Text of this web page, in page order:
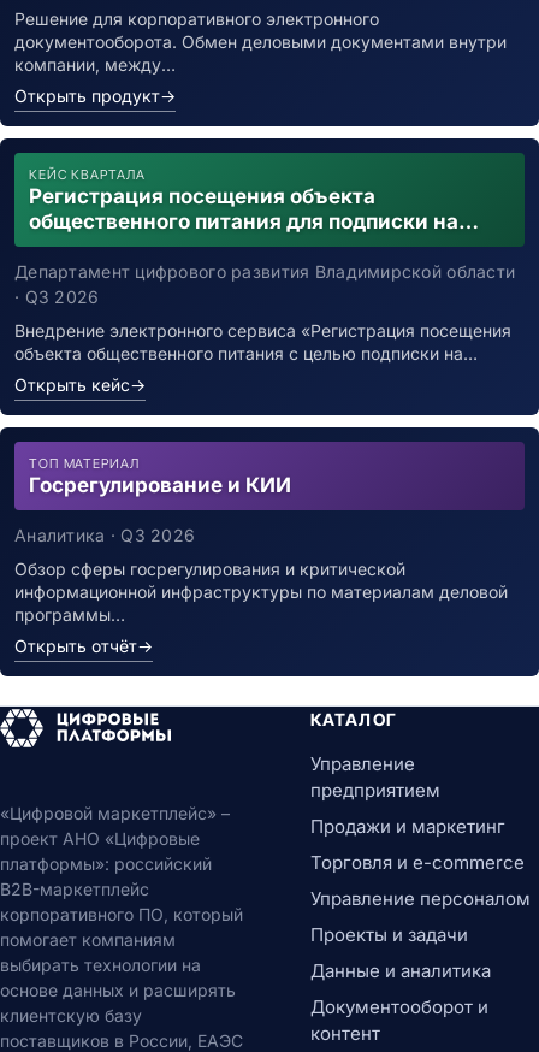
Решение для корпоративного электронного
документооборота. Обмен деловыми документами внутри
компании, между…
Открыть продукт→
КЕЙС КВАРТАЛА
Регистрация посещения объекта
общественного питания для подписки на
уведомления о возможном контакте с
заболевшим новой коронавирусной
инфекцией
Департамент цифрового развития Владимирской области
· Q3 2026
Внедрение электронного сервиса «Регистрация посещения
объекта общественного питания с целью подписки на…
Открыть кейс→
ТОП МАТЕРИАЛ
Госрегулирование и КИИ
Аналитика · Q3 2026
Обзор сферы госрегулирования и критической
информационной инфраструктуры по материалам деловой
программы…
Открыть отчёт→
«Цифровой маркетплейс» –
проект АНО «Цифровые
платформы»: российский
B2B-маркетплейс
корпоративного ПО, который
помогает компаниям
выбирать технологии на
основе данных и расширять
клиентскую базу
поставщиков в России, ЕАЭС
КАТАЛОГ
Управление
предприятием
Продажи и маркетинг
Торговля и e-commerce
Управление персоналом
Проекты и задачи
Данные и аналитика
Документооборот и
контент